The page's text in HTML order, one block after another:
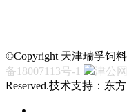
©Copyright 天津瑞孚饲
备18007113号-1
津公
Reserved.技术支持：东